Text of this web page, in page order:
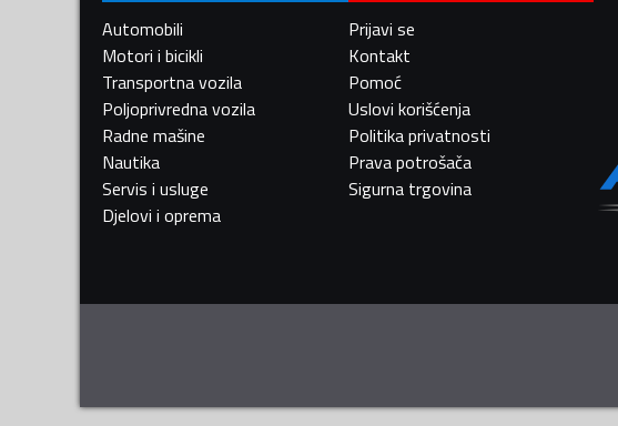
Automobili
Motori i bicikli
Transportna vozila
Poljoprivredna vozila
Radne mašine
Nautika
Servis i usluge
Djelovi i oprema
Prijavi se
Kontakt
Pomoć
Uslovi korišćenja
Politika privatnosti
Prava potrošača
Sigurna trgovina